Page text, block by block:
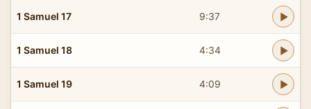
1 Samuel 17 9:37
1 Samuel 18 4:34
1 Samuel 19 4:09